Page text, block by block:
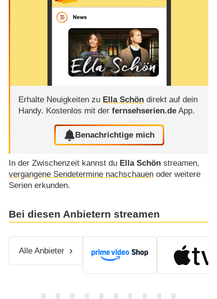
Erhalte Neuigkeiten zu Ella Schöndirekt auf dein
Handy. Kostenlos mit der fernsehserien.deApp.
Benachrichtige mich
In der Zwischenzeit kannst du Ella Schönstreamen,
vergangene Sendetermine nachschauenoder weitere
Serien erkunden.
Bei diesen Anbietern streamen
Alle Anbieter